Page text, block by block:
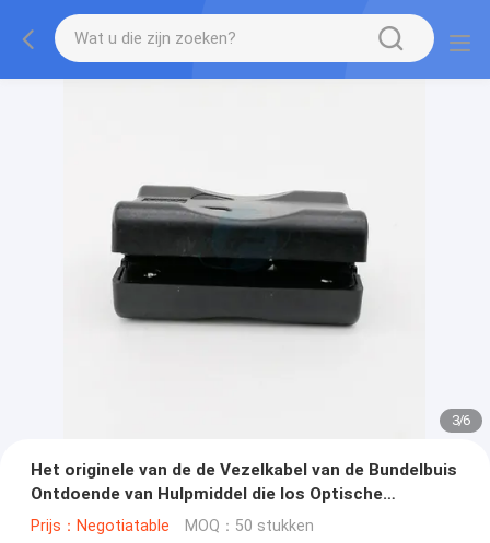
3/6
Het originele van de de Vezelkabel van de Bundelbuis
Ontdoende van Hulpmiddel die los Optische
Longitudinale Snijder insluiten
Prijs：Negotiatable MOQ：50 stukken